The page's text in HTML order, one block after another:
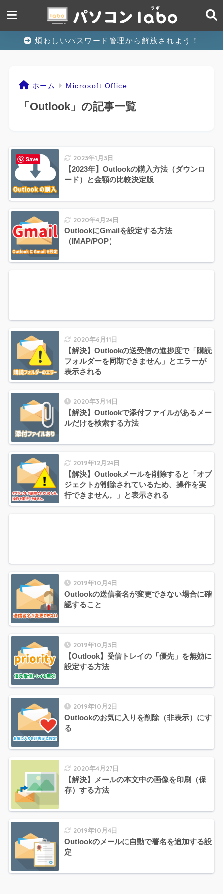
煩わしいパスワード管理から解放されよう！
ホーム Microsoft Office
「Outlook」の記事一覧
2023年1月3日
【2023年】Outlookの購入方法（ダウンロ
ード）と金額の比較決定版
2020年4月24日
OutlookにGmailを設定する方法
（IMAP/POP）
2020年6月11日
【解決】Outlookの送受信の進捗度で「購読
フォルダーを同期できません」とエラーが
表示される
2020年3月14日
【解決】Outlookで添付ファイルがあるメー
ルだけを検索する方法
2019年12月24日
【解決】Outlookメールを削除すると「オブ
ジェクトが削除されているため、操作を実
行できません。」と表示される
2019年10月4日
Outlookの送信者名が変更できない場合に確
認すること
2019年10月3日
【Outlook】受信トレイの「優先」を無効に
設定する方法
2019年10月2日
Outlookのお気に入りを削除（非表示）にす
る
2020年4月27日
【解決】メールの本文中の画像を印刷（保
存）する方法
2019年10月4日
Outlookのメールに自動で署名を追加する設
定
Save